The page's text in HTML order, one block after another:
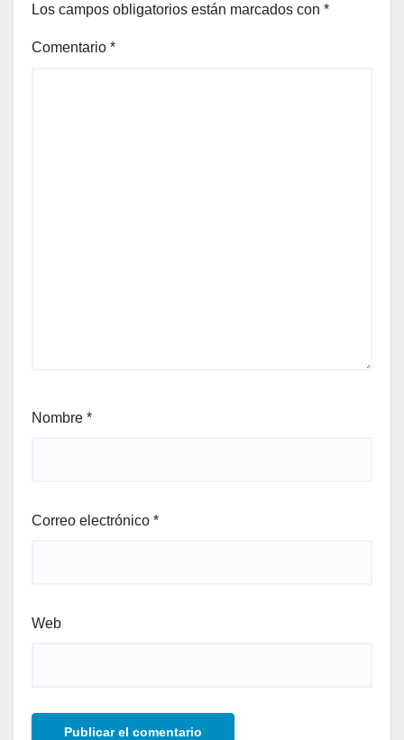
Los campos obligatorios están marcados con *
Comentario *
Nombre *
Correo electrónico *
Web